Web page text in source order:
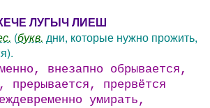
ЛУГЫЧ ЛИЕШ
(букв. дни, которые нужно прожить,
внезапно обрывается,
прерывается, прервётся
умирать,